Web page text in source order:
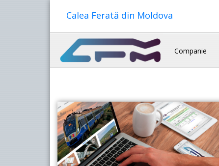
Calea Ferată din Moldova
Companie